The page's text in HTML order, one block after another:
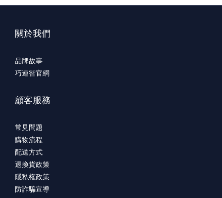
關於我們
品牌故事
巧連智官網
顧客服務
常見問題
購物流程
配送方式
退換貨政策
隱私權政策
防詐騙宣導